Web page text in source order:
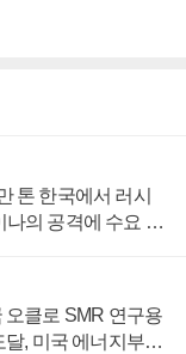
톤 한국에서 러시
의 공격에 수요 늘
오클로 SMR 연구용
달, 미국 에너지부